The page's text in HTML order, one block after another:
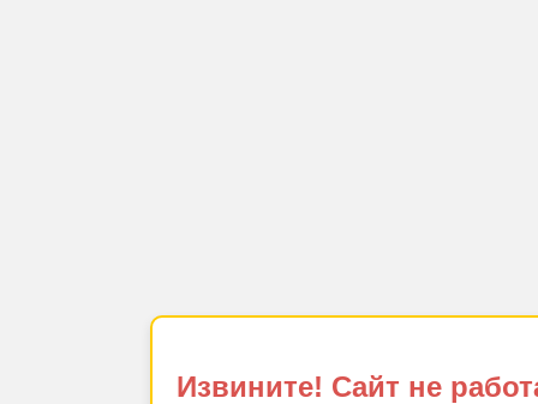
Извините! Сайт не